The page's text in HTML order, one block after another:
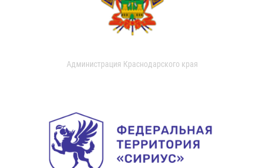
Администрация Краснодарского края